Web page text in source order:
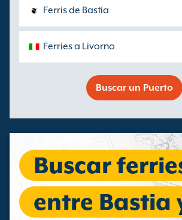
Ferris de Bastia
Ferries a Livorno
Buscar un Puerto
Buscar
entre Bastia